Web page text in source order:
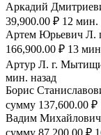
Аркадий
39,900.00 ₽ 12 мин.
Артем Юрьевич Л.
166,900.00 ₽ 13
Артур Л. г. Мытищи
мин. назад
Борис
сумму 137,600.00 ₽
Вадим
сумму 87,200.00 ₽